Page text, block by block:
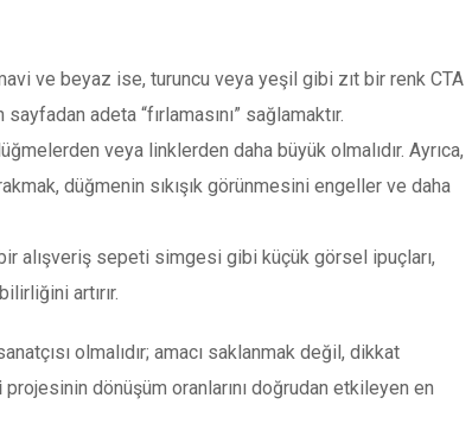
ve beyaz ise, turuncu veya yeşil gibi zıt bir renk CTA
adeta “fırlamasını” sağlamaktır.
veya linklerden daha büyük olmalıdır. Ayrıca,
düğmenin sıkışık görünmesini engeller ve daha
alışveriş sepeti simgesi gibi küçük görsel ipuçları,
artırır.
olmalıdır; amacı saklanmak değil, dikkat
projesinin dönüşüm oranlarını doğrudan etkileyen en